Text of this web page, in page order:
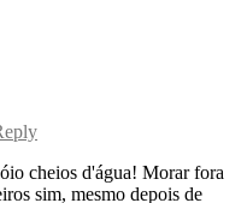
cheios d'água! Morar fora
sim, mesmo depois de